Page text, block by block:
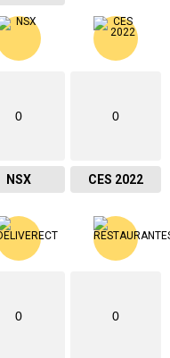
0
NSX
0
CES 2022
0 0